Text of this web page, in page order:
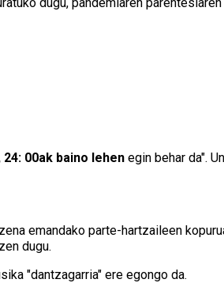
00ak baino lehen egin behar da".
emandako parte-hartzaileen
dugu.
"dantzagarria" ere egongo da.